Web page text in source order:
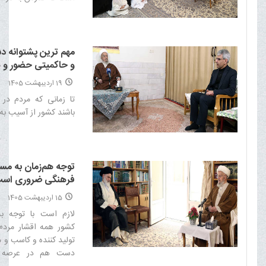
مهم ترین پشتوانه
و حاکمیتی حضور
است
19 اردیبهشت 1405
تا زمانی که مردم
باشند کشور از آسیب
توجه هم‌زمان به
فرهنگی ضروری
15 اردیبهشت 1405
لازم است با توجه
کشور همه اقشار مردم
تولید کننده و کاسب
دست هم در عرصه